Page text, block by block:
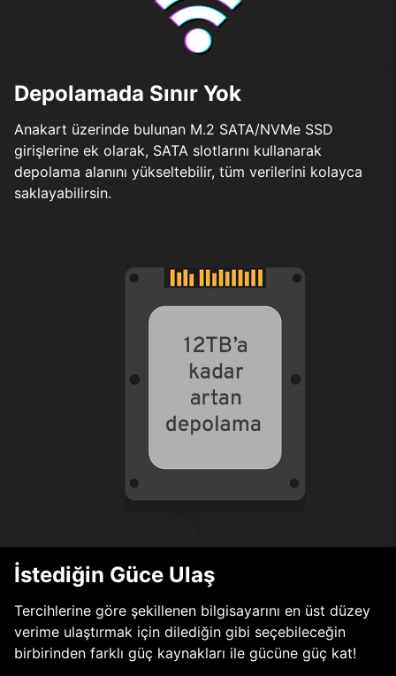
Depolamada Sınır Yok
Anakart üzerinde bulunan M.2 SATA/NVMe SSD
girişlerine ek olarak, SATA slotlarını kullanarak
depolama alanını yükseltebilir, tüm verilerini kolayca
saklayabilirsin.
İstediğin Güce Ulaş
Tercihlerine göre şekillenen bilgisayarını en üst düzey
verime ulaştırmak için dilediğin gibi seçebileceğin
birbirinden farklı güç kaynakları ile gücüne güç kat!